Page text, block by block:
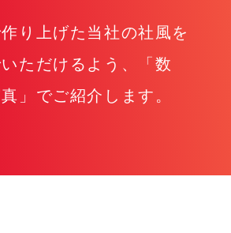
り上げた当社の社風を
ただけるよう、「数
」でご紹介します。